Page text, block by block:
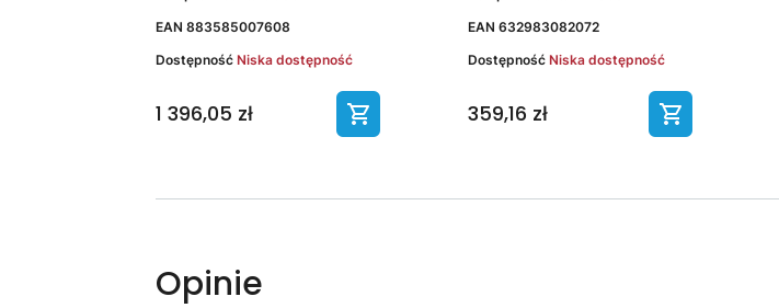
EAN 883585007608
Dostępność Niska dostępność
1 396,05 zł
EAN 632983082072
Dostępność Niska dostępność
359,16 zł
Opinie